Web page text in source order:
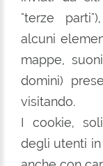
"terze
alcuni
mappe,
domini)
visitando.
I cookie,
degli utenti